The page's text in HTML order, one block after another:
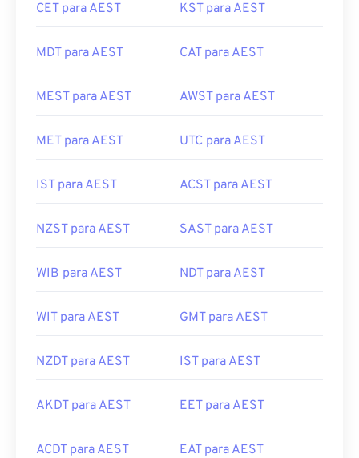
CET para AEST KST para AEST
MDT para AEST CAT para AEST
MEST para AEST AWST para AEST
MET para AEST UTC para AEST
IST para AEST ACST para AEST
NZST para AEST SAST para AEST
WIB para AEST NDT para AEST
WIT para AEST GMT para AEST
NZDT para AEST IST para AEST
AKDT para AEST EET para AEST
ACDT para AEST EAT para AEST